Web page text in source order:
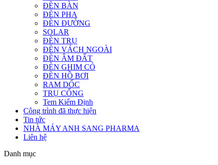
ĐÈN BÀN
ĐÈN PHA
ĐÈN ĐƯỜNG
SOLAR
ĐÈN TRỤ
ĐÈN VÁCH NGOÀI
ĐÈN ÂM ĐẤT
ĐÈN GHIM CỎ
ĐÈN HỒ BƠI
RAM DỐC
TRỤ CỔNG
Tem Kiểm Định
Công trình đã thực hiện
Tin tức
NHÀ MÁY ANH SANG PHARMA
Liên hệ
Danh mục